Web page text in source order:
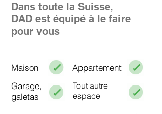
Dans toute la Suisse,
DAD est équipé à le faire
pour vous
Maison
Appartement
Garage,
galetas
Tout autre
espace